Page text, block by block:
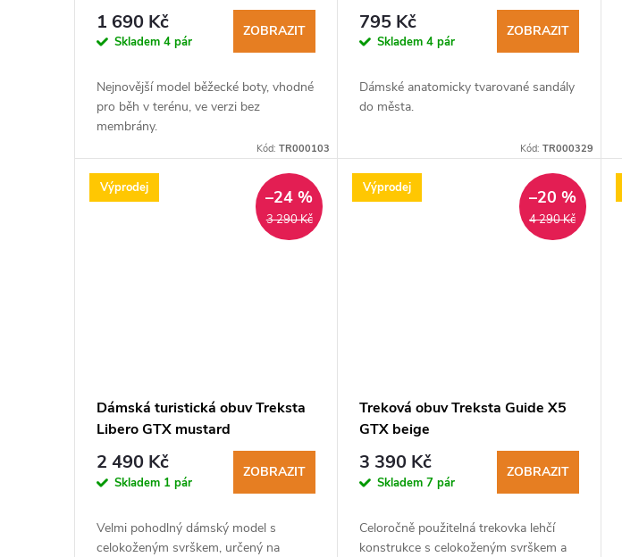
1 690 Kč
Skladem 4 pár
ZOBRAZIT
Nejnovější model běžecké boty, vhodné
pro běh v terénu, ve verzi bez
membrány.
Kód:TR000103
795 Kč
Skladem4 pár
ZOBRAZIT
Dámské anatomicky tvarované sandály
do města.
Kód: TR000329
Výprodej
3 290 Kč
–24 %
Dámská turistická obuv Treksta
Libero GTX mustard
2 490 Kč
Skladem 1 pár
ZOBRAZIT
Velmi pohodlný dámský model s
celokoženým svrškem, určený na
Výprodej
4 290 Kč
–20 %
Treková obuv Treksta Guide X5
GTX beige
3 390 Kč
Skladem7 pár
ZOBRAZIT
Celoročně použitelná trekovka lehčí
konstrukce s celokoženým svrškem a